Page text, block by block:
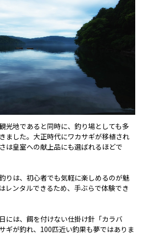
光地であると同時に、釣り場としても多
ました。大正時代にワカサギが移植され
は皇室への献上品にも選ばれるほどで
りは、初心者でも気軽に楽しめるのが魅
レンタルできるため、手ぶらで体験でき
には、餌を付けない仕掛け針「カラバ
ギが釣れ、100匹近い釣果も夢ではありま